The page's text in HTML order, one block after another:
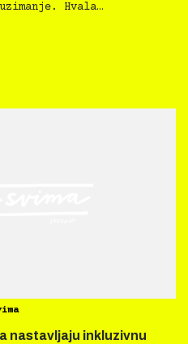
Hvala…
nastavljaju inkluzivnu